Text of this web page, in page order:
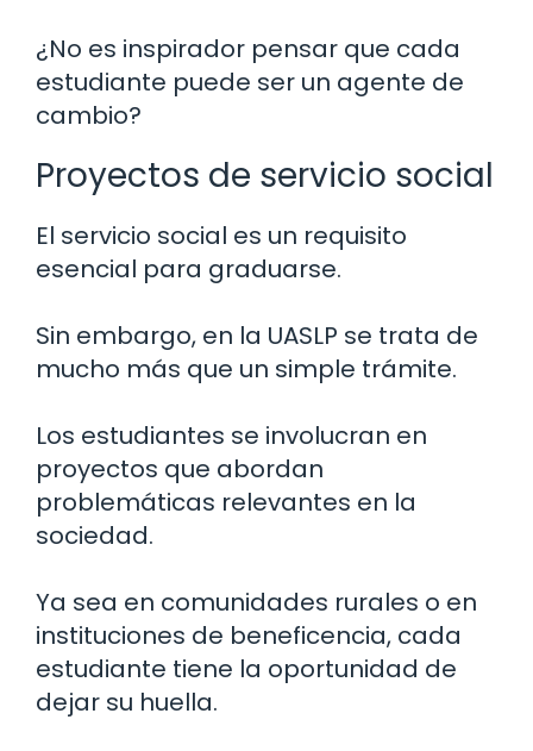
¿No es inspirador pensar que cada
estudiante puede ser un agente de
cambio?
Proyectos de servicio social
El servicio social es un requisito
esencial para graduarse.
Sin embargo, en la UASLP se trata de
mucho más que un simple trámite.
Los estudiantes se involucran en
proyectos que abordan
problemáticas relevantes en la
sociedad.
Ya sea en comunidades rurales o en
instituciones de beneficencia, cada
estudiante tiene la oportunidad de
dejar su huella.